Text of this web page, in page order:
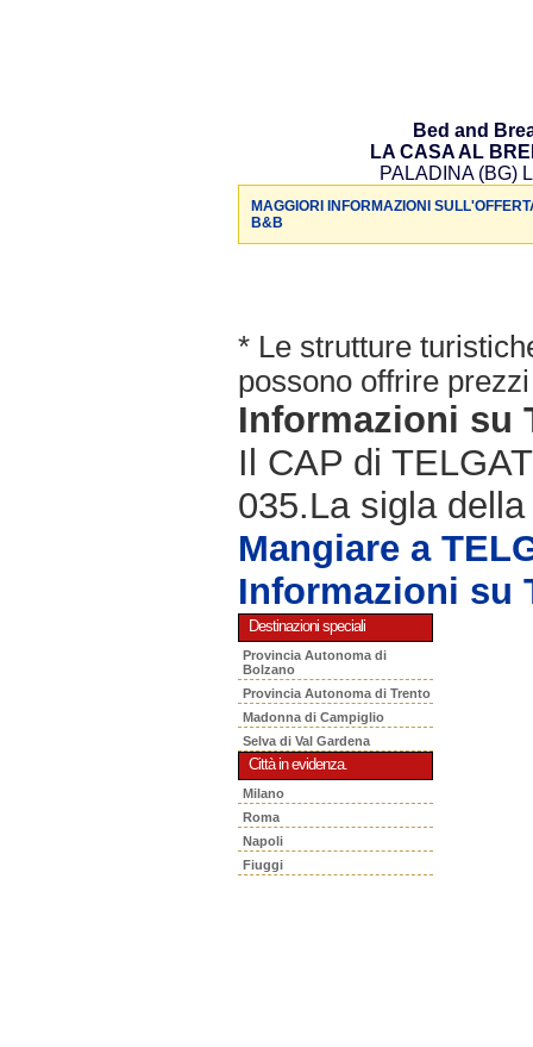
Bed and
LA CASA AL
PALADINA (BG)
MAGGIORI INFORMAZIONI
B&B
* Le strutture
possono offrire
Informazioni su
Il CAP di
035.La sigla
Mangiare a
Informazioni su
Destinazioni speciali
Provincia Autonoma di
Bolzano
Provincia Autonoma di Trento
Madonna di Campiglio
Selva di Val Gardena
Città in evidenza.
Milano
Roma
Napoli
Fiuggi